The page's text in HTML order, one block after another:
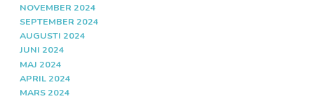
NOVEMBER 2024
SEPTEMBER 2024
AUGUSTI 2024
JUNI 2024
MAJ 2024
APRIL 2024
MARS 2024